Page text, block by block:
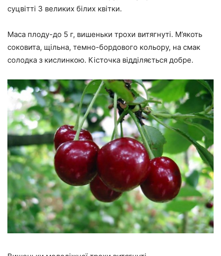
суцвітті 3 великих білих квітки.
Маса плоду-до 5 г, вишеньки трохи витягнуті. М’якоть
соковита, щільна, темно-бордового кольору, на смак
солодка з кислинкою. Кісточка відділяється добре.